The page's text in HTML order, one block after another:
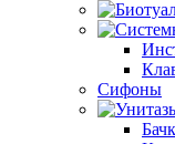
Сифоны